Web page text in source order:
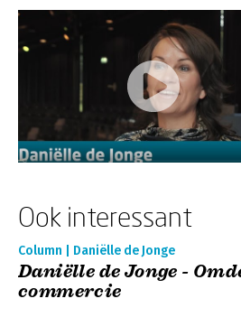
Ook interessant
Column | Daniëlle de Jonge
Daniëlle de Jonge -
commercie